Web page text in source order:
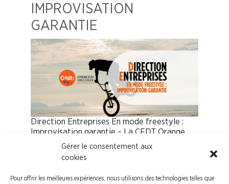
Gérer le consentement aux
cookies
Pour offrir les meilleures expériences, nous utilisons des technologies telles que
IMPROVISATION
GARANTIE
Direction Entreprises En mode freestyle :
Improvisation garantie – La CFDT Orange
DORM alerte sur la désorganisation
Découvrez les constats…